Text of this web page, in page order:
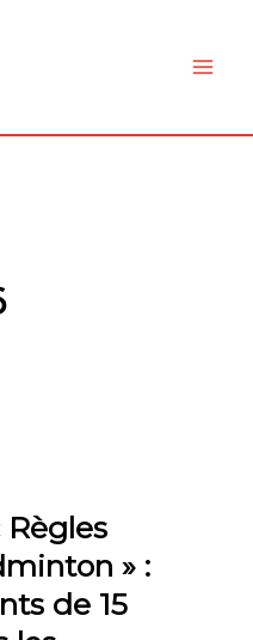
Règles
» :
de 15